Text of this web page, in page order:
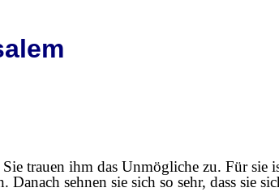
trauen ihm das Unmögliche zu. Für sie
sehnen sie sich so sehr, dass sie